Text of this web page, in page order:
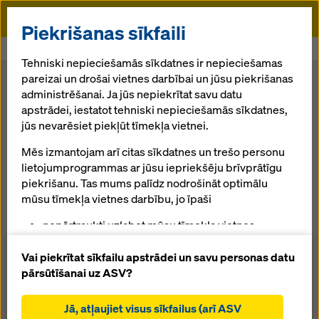
Doka
Doka sistēmu komponenti
sistēmas, ir būvlaukumos pārbaudīti komponenti. Doka
sistēmu komponenti ir konstruēti tā, lai nodrošinātu
izturību, maksimālu darba ražīgumu un visaugstāko
drošību darba vietā. Uzlabojiet savu konkurētspēju,
Ko jūs meklējat?
Meklēšana
Piekrišanas sīkfaili
Tehniski nepieciešamās sīkdatnes ir nepieciešamas
pareizai un drošai vietnes darbībai un jūsu piekrišanas
administrēšanai. Ja jūs nepiekrītat savu datu
apstrādei, iestatot tehniski nepieciešamās sīkdatnes,
jūs nevarēsiet piekļūt tīmekļa vietnei.
Mēs izmantojam arī citas sīkdatnes un trešo personu
lietojumprogrammas ar jūsu iepriekšēju brīvprātīgu
piekrišanu. Tas mums palīdz nodrošināt optimālu
mūsu tīmekļa vietnes darbību, jo īpaši
nepārtraukti uzlabot mūsu tīmekļa vietnes
sīkdatnes),
atvieglot netraucētu iepirkšanās procesu,
un statistiskās sīkdatnes),
Vai piekrītat sīkfailu apstrādei un savu personas datu
pārsūtīšanai uz ASV?
Jā, atļaujiet visus sīkfailus (arī ASV